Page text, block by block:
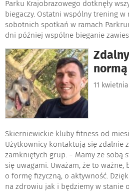
Parku Krajobrazowego dotknęły
biegaczy. Ostatni wspólny trening
sobotnich spotkań w ramach
dni później wspólne bieganie
normą
11
Skierniewickie kluby fitness od
Użytkownicy kontaktują się zdalnie
zamkniętych grup. − Mamy ze sobą
się uwagami. Uważam, że to
o formę fizyczną, o aktywność.
na zdrowiu jak i będziemy w stanie